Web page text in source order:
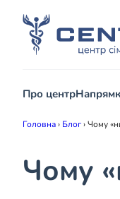
Про центр
Головна› Блог›Чому
Чому